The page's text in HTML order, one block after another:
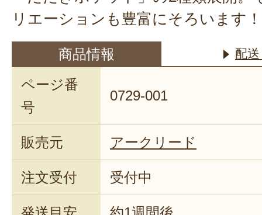
リエーションも豊富にそろいます！
商品情報 配
ページ番
号
0729-001
販売元 アークリード
注文受付 受付中